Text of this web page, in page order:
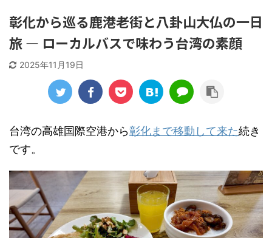
彰化から巡る鹿港老街と八卦山大仏の一日
旅 ― ローカルバスで味わう台湾の素顔
2025年11月19日
台湾の高雄国際空港から彰化まで移動して来た続き
です。